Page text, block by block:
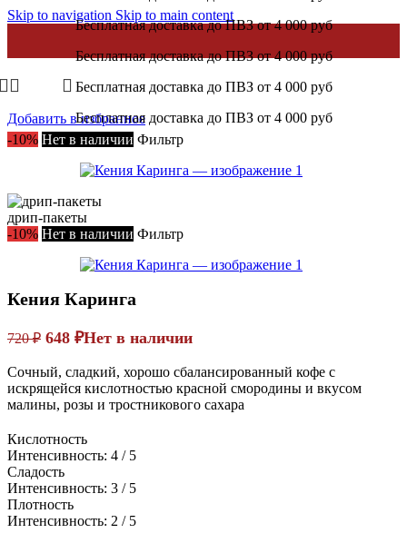
Skip to navigation Skip to main content
Бесплатная доставка до ПВЗ от 4 000 руб
Бесплатная доставка до ПВЗ от 4 000 руб
Бесплатная доставка до ПВЗ от 4 000 руб
Бесплатная доставка до ПВЗ от 4 000 руб
Добавить в избранное
-10% Нет в наличии Фильтр
дрип-пакеты
-10% Нет в наличии Фильтр
Кения Каринга
720₽ Первоначальная
составляла
720 ₽.
648 ₽Текущая
648 ₽.
Нет в наличии
Сочный, сладкий, хорошо сбалансированный кофе с
искрящейся кислотностью красной смородины и вкусом
малины, розы и тростникового сахара
Кислотность
Интенсивность: 4 / 5
Сладость
Интенсивность: 3 / 5
Плотность
Интенсивность: 2 / 5